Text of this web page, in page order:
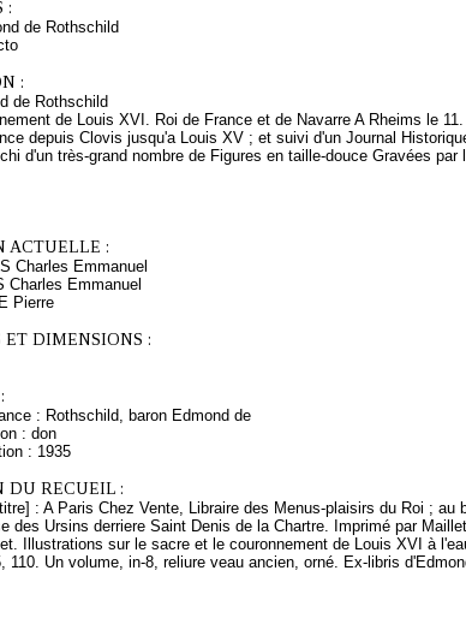
:
de Rothschild
:
de Rothschild
de Louis XVI. Roi de France et de Navarre A Rheims le
depuis Clovis jusqu'a Louis XV ; et suivi d'un Journal
d'un très-grand nombre de Figures en taille-douce Gravées
ACTUELLE :
Charles Emmanuel
Charles Emmanuel
Pierre
DIMENSIONS :
: Rothschild, baron Edmond de
: don
: 1935
DU RECUEIL :
: A Paris Chez Vente, Libraire des Menus-plaisirs du Roi ;
des Ursins derriere Saint Denis de la Chartre. Imprimé par
Illustrations sur le sacre et le couronnement de Louis XVI à
110. Un volume, in-8, reliure veau ancien, orné. Ex-libris